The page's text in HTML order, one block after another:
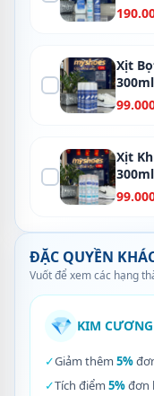
Xịt
300ml
Xịt
300ml
ĐẶC QUYỀN
Vuốt để xem các hạng
💎 KIM CƯƠNG
✓Giảm thêm 5%
✓Tích điểm 5%đơn